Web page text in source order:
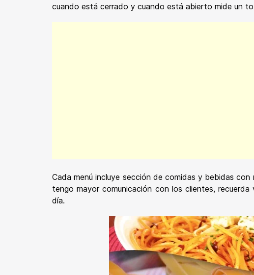
cuando está cerrado y cuando está abierto mide un
Cada menú incluye sección de comidas y bebidas
tengo mayor comunicación con los clientes,
día.